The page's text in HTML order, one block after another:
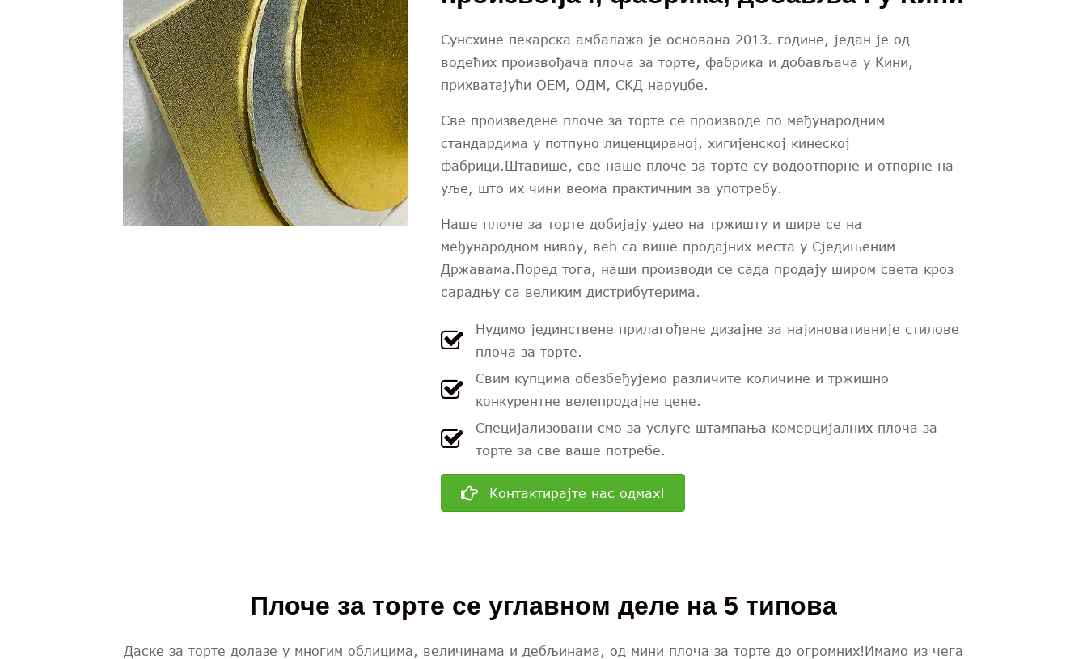
Сунсхине пекарска амбалажа је основана 2013. године, један је од
водећих произвођача плоча за торте, фабрика и добављача у Кини,
прихватајући ОЕМ, ОДМ, СКД наруџбе.
Све произведене плоче за торте се производе по међународним
стандардима у потпуно лиценцираној, хигијенској кинеској
фабрици.Штавише, све наше плоче за торте су водоотпорне и отпорне на
уље, што их чини веома практичним за употребу.
Наше плоче за торте добијају удео на тржишту и шире се на
међународном нивоу, већ са више продајних места у Сједињеним
Државама.Поред тога, наши производи се сада продају широм света кроз
сарадњу са великим дистрибутерима.
Нудимо јединствене прилагођене дизајне за најиновативније стилове
плоча за торте.
Свим купцима обезбеђујемо различите количине и тржишно
конкурентне велепродајне цене.
Специјализовани смо за услуге штампања комерцијалних плоча за
торте за све ваше потребе.
Контактирајте нас одмах!
Плоче за торте се углавном деле на 5 типова
Даске за торте долазе у многим облицима, величинама и дебљинама, од мини плоча за торте до огромних!Имамо из чега